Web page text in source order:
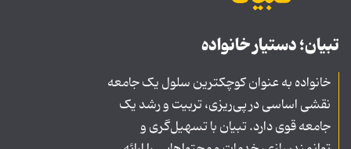
تبیان؛ دستیار خانواده
خانواده به عنوان کوچکترین سلول یک جامعه
نقشی اساسی در پی‌ریزی، تربیت و رشد یک
جامعه قوی دارد. تبیان با تسهیل‌گری و